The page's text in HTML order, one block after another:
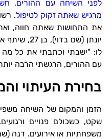
לפני השיחה עם ההורים,
מרגיש שאתה זקוק לטיפול.
את התחושות שאתה חווה,
יונתן (שם
לו: "ישבתי וכתבתי את כל
עם ההורים, הרגשתי הרבה
בחירת העיתוי
הזמן והמקום של השיחה
שקט, כשכולם פנויים
משפחתיות או אירועים. דנה